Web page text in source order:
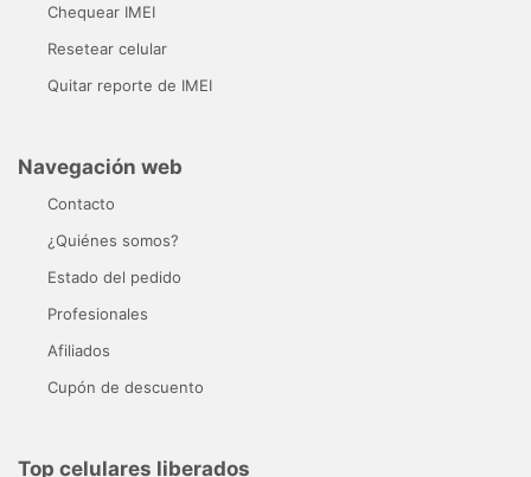
Chequear IMEI
Resetear celular
Quitar reporte de IMEI
Navegación web
Contacto
¿Quiénes somos?
Estado del pedido
Profesionales
Afiliados
Cupón de descuento
Top celulares liberados